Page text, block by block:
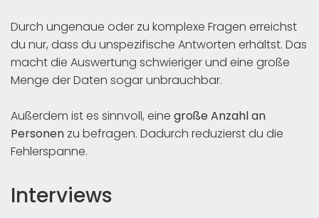
Durch ungenaue oder zu komplexe Fragen erreichst
du nur, dass du unspezifische Antworten erhältst. Das
macht die Auswertung schwieriger und eine große
Menge der Daten sogar unbrauchbar.
Außerdem ist es sinnvoll, eine große Anzahl an
Personen zu befragen. Dadurch reduzierst du die
Fehlerspanne.
Interviews